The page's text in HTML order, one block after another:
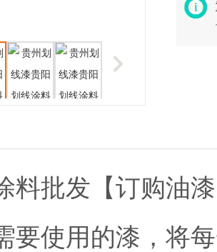
料批发【订购油
要使用的漆，将